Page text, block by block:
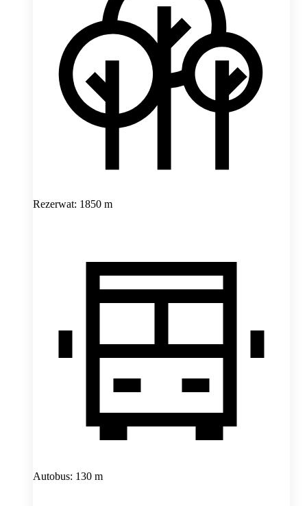
Rezerwat: 1850 m
Autobus: 130 m